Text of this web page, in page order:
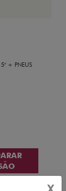
+ PNEUS